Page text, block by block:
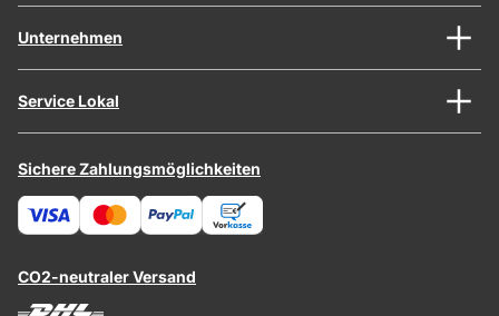
Unternehmen
Service Lokal
Sichere Zahlungsmöglichkeiten
CO2-neutraler Versand